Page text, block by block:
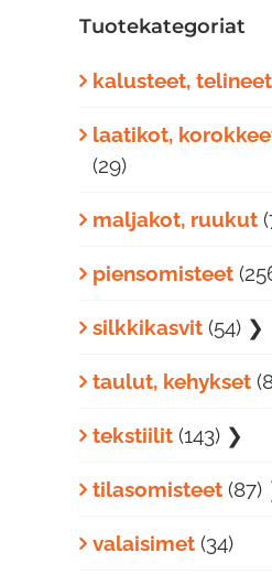
Tuotekategoriat
kalusteet, telineet
laatikot,
(29)
maljakot, ruukut
piensomisteet
silkkikasvit (54) ❯
taulut, kehykset
tekstiilit (143) ❯
tilasomisteet (87)
valaisimet (34)